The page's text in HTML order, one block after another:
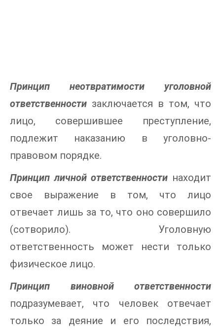
Принцип неотвратимости уголовной
ответственности заключается в том, что
лицо, совершившее преступление,
подлежит наказанию в уголовно-
правовом порядке.
Принцип личной ответственности находит
свое выражение в том, что лицо
отвечает лишь за то, что оно совершило
(сотворило). Уголовную
ответственность может нести только
физическое лицо.
Принцип виновной ответственности
подразумевает, что человек отвечает
только за деяние и его последствия,